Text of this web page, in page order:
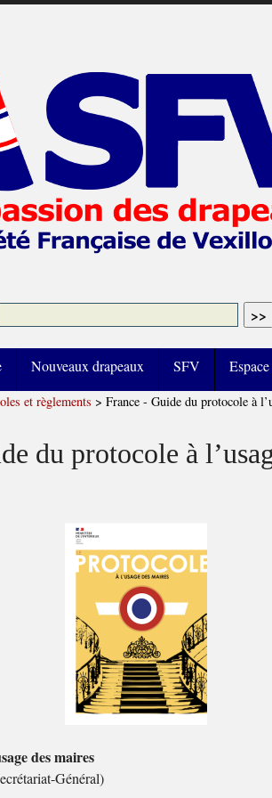
Nouveaux drapeaux SFV
et règlements > France - Guide du protocole à
du protocole à
des maires
Général)